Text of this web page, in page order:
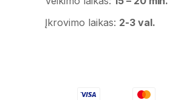
Įkrovimo laikas: 2-3 val.